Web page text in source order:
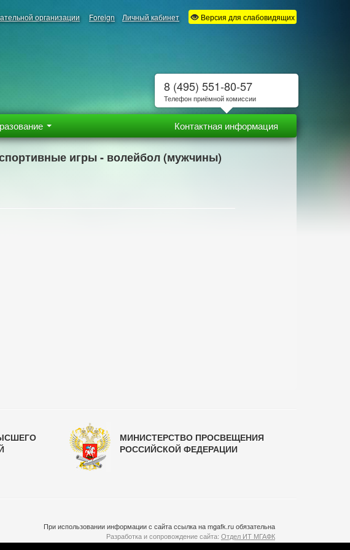
организации Foreign Личный кабинет Версия для слабовидящих
Контактная информация
спортивные игры - волейбол (мужчины)
МИНИСТЕРСТВО ПРОСВЕЩЕНИЯ
РОССИЙСКОЙ ФЕДЕРАЦИИ
При использовании информации с сайта ссылка на mgafk.ru обязательна
Разработка и сопровождение сайта: Отдел ИТ МГАФК
Система управления контентом:temeshov.ru
8 (495) 551-80-57
Телефон приёмной комиссии